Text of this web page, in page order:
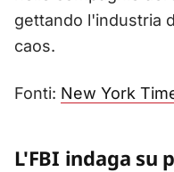
gettando l'industria
caos.
Fonti: New York
L'FBI indaga su